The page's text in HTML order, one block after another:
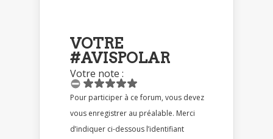
VOTRE
#AVISPOLAR
Votre note :
Pour participer à ce forum, vous devez
vous enregistrer au préalable. Merci
d’indiquer ci-dessous l’identifiant